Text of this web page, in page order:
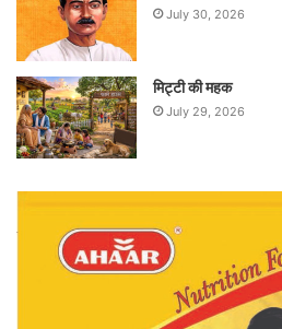
July 30, 2026
मिट्टी की महक
July 29, 2026